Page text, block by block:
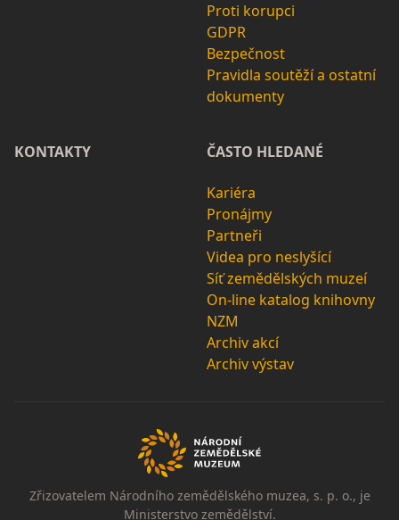
Proti korupci
GDPR
Bezpečnost
Pravidla soutěží a ostatní
dokumenty
KONTAKTY ČASTO HLEDANÉ
Kariéra
Pronájmy
Partneři
Videa pro neslyšící
Síť zemědělských muzeí
On-line katalog knihovny
NZM
Archiv akcí
Archiv výstav
Zřizovatelem Národního zemědělského muzea, s. p. o., je
Ministerstvo zemědělství.